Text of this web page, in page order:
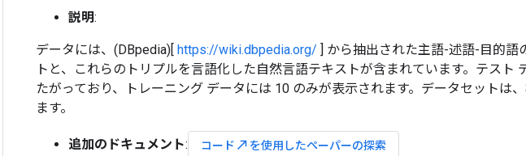
説明:
データには、(DBpedia)[ https://wiki.dbpedia.org/ ] から抽出された主語-述語-目的語
トと、これらのトリプルを言語化した自然言語テキストが含まれています。テスト
たがっており、トレーニング データには 10 のみが表示されます。データセットは
ます。
追加のドキュメント: コード north_east を使用したペーパーの探索